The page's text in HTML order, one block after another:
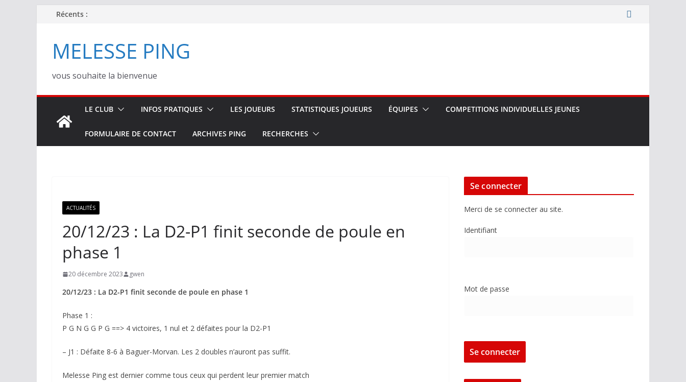
PasserRécents :
MELESSE PING
vous souhaite la bienvenue
LE CLUB INFOS PRATIQUES LES JOUEURS STATISTIQUES JOUEURS ÉQUIPES COMPETITIONS INDIVIDUELLES JEUNES
FORMULAIRE DE CONTACT ARCHIVES PING RECHERCHES
ACTUALITÉS
20/12/23 : La D2-P1 finit seconde de poule en
phase 1
20 décembre 2023 gwen
20/12/23 : La D2-P1 finit seconde de poule en phase 1
Phase 1 :
P G N G G P G ==> 4 victoires, 1 nul et 2 défaites pour la D2-P1
– J1 : Défaite 8-6 à Baguer-Morvan. Les 2 doubles n’auront pas suffit.
Melesse Ping est dernier comme tous ceux qui perdent leur premier match
Se connecter
Merci de se connecter au site.
Identifiant
Mot de passe